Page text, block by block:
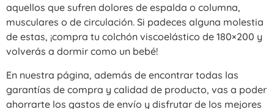
aquellos que sufren dolores de espalda o columna,
musculares o de circulación. Si padeces alguna molestia
de estas, ¡compra tu colchón viscoelástico de 180×200 y
volverás a dormir como un bebé!
En nuestra página, además de encontrar todas las
garantías de compra y calidad de producto, vas a poder
ahorrarte los gastos de envío y disfrutar de los mejores